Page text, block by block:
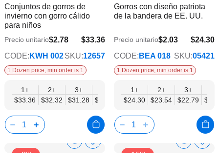
Info
deseos
Conjuntos de gorros de
invierno con gorro cálido
para niños
$33.36
$27.11
Precio unitario$2.78
CODE: KWH 002SKU:12657
1 Dozen price, min order is 1
1+
$33.36
2+
$32.32
3+
$31.28
$30.23
6+
$29.19
9+
$28.15
12+
$27.11
Info la
lista
Gorros con diseño patriota
de la bandera de EE. UU.
$24.30
$19.75
Precio unitario$2.03
CODE: BEA 018 SKU:05421
1 Dozen price, min order is 1
1+
$24.30
2+
$23.54
3+
$22.79
-8%
ShowAñadir
-15%
Show